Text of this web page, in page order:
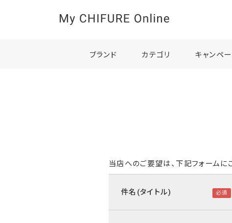
ブランド カテゴリ キャンペ
当店へのご要望は、下記フォームに
件名(タイトル)